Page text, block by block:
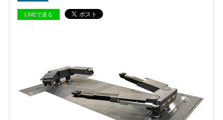
LINEで送る